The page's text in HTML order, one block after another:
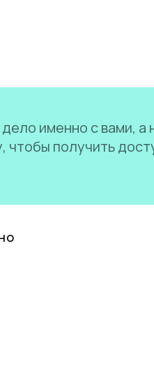
именно с вами, а
получить